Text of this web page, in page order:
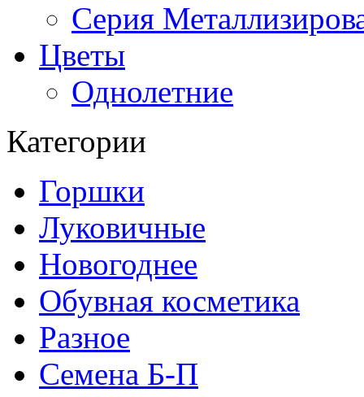
Серия
Цветы
Однолетние
Категории
Горшки
Луковичные
Новогоднее
Обувная косметика
Разное
Семена Б-П